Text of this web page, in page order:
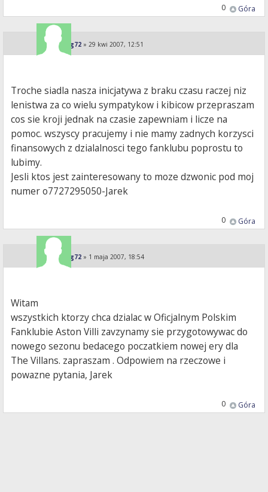
Góra
0
jarolong72 » 29 kwi 2007, 12:51
Troche siadla nasza inicjatywa z braku czasu raczej niz
lenistwa za co wielu sympatykow i kibicow przepraszam
cos sie kroji jednak na czasie zapewniam i licze na
pomoc. wszyscy pracujemy i nie mamy zadnych korzysci
finansowych z dzialalnosci tego fanklubu poprostu to
lubimy.
Jesli ktos jest zainteresowany to moze dzwonic pod moj
numer o7727295050-Jarek
Góra
0
jarolong72 » 1 maja 2007, 18:54
Witam
wszystkich ktorzy chca dzialac w Oficjalnym Polskim
Fanklubie Aston Villi zavzynamy sie przygotowywac do
nowego sezonu bedacego poczatkiem nowej ery dla
The Villans. zapraszam . Odpowiem na rzeczowe i
powazne pytania, Jarek
Góra
0